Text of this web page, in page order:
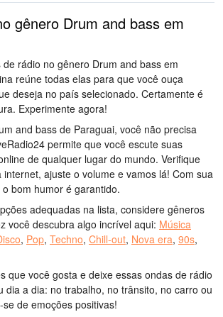
gênero Drum and bass em
de rádio no gênero Drum and bass em
reúne todas elas para que você ouça
deseja no país selecionado. Certamente é
Experimente agora!
and bass de Paraguai, você não precisa
permite que você escute suas
de qualquer lugar do mundo. Verifique
ajuste o volume e vamos lá! Com sua
bom humor é garantido.
adequadas na lista, considere gêneros
você descubra algo incrível aqui: Música
, Pop, Techno, Chill-out, Nova era, 90s,
que você gosta e deixe essas ondas de rádio
dia a dia: no trabalho, no trânsito, no carro ou
de emoções positivas!